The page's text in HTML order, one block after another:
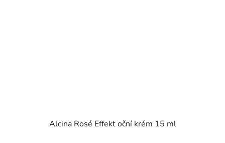
Alcina Rosé Effekt oční krém 15 ml